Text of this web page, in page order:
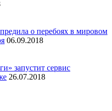
о перебоях в мировом
06.09.2018
запустит сервис
26.07.2018